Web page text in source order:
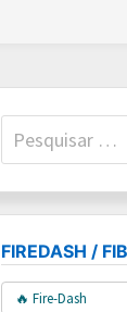
Pesquisar
por:
FIREDASH /